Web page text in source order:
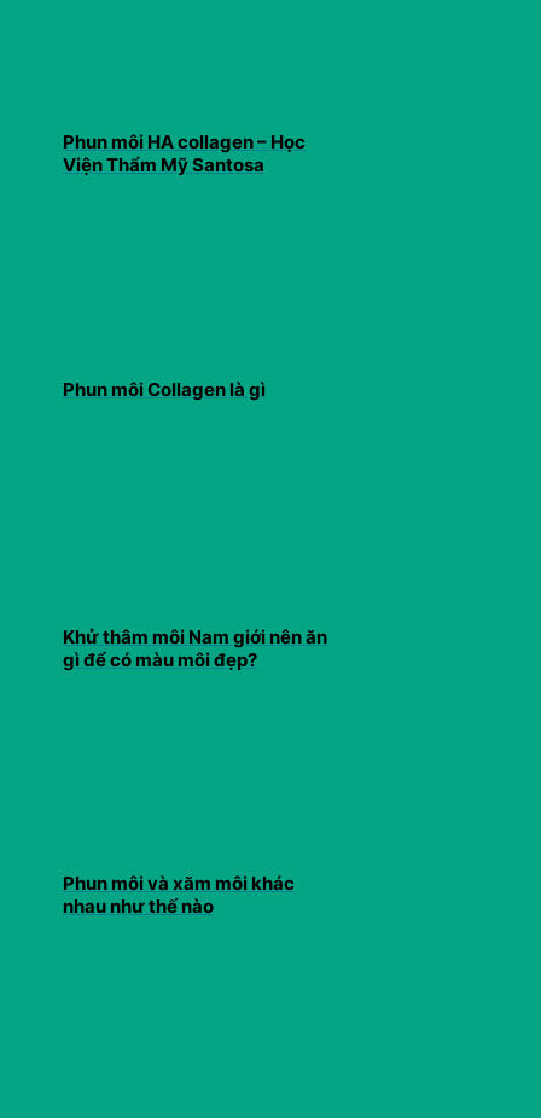
Phun môi HA collagen – Học
Viện Thẩm Mỹ Santosa
Phun môi Collagen là gì
Khử thâm môi Nam giới nên ăn
gì để có màu môi đẹp?
Phun môi và xăm môi khác
nhau như thế nào